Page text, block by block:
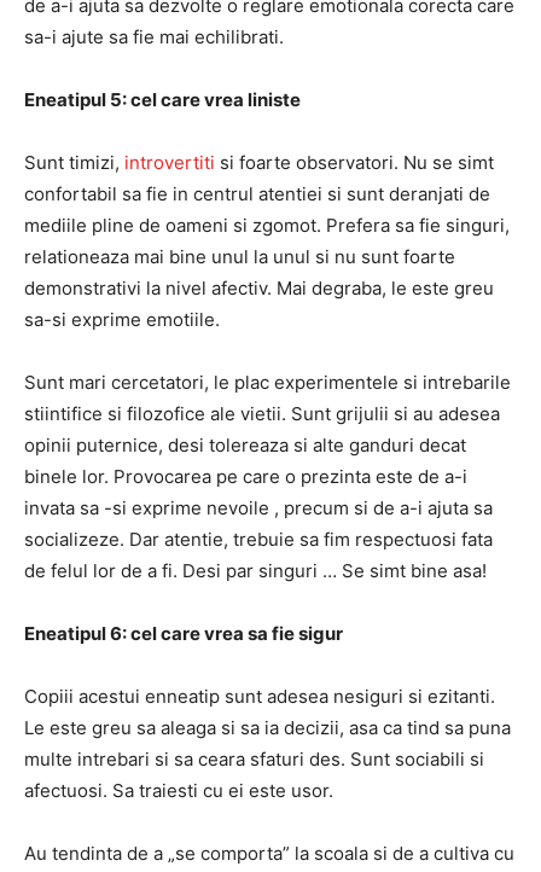
de a-i ajuta sa dezvolte o reglare emotionala corecta care
sa-i ajute sa fie mai echilibrati.
Eneatipul 5: cel care vrea liniste
Sunt timizi, introvertiti si foarte observatori. Nu se simt
confortabil sa fie in centrul atentiei si sunt deranjati de
mediile pline de oameni si zgomot. Prefera sa fie singuri,
relationeaza mai bine unul la unul si nu sunt foarte
demonstrativi la nivel afectiv. Mai degraba, le este greu
sa-si exprime emotiile.
Sunt mari cercetatori, le plac experimentele si intrebarile
stiintifice si filozofice ale vietii. Sunt grijulii si au adesea
opinii puternice, desi tolereaza si alte ganduri decat
binele lor. Provocarea pe care o prezinta este de a-i
invata sa -si exprime nevoile , precum si de a-i ajuta sa
socializeze. Dar atentie, trebuie sa fim respectuosi fata
de felul lor de a fi. Desi par singuri … Se simt bine asa!
Eneatipul 6: cel care vrea sa fie sigur
Copiii acestui enneatip sunt adesea nesiguri si ezitanti.
Le este greu sa aleaga si sa ia decizii, asa ca tind sa puna
multe intrebari si sa ceara sfaturi des. Sunt sociabili si
afectuosi. Sa traiesti cu ei este usor.
Au tendinta de a „se comporta” la scoala si de a cultiva cu